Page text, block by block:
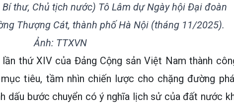
thư, Chủ tịch nước) Tô Lâm dự Ngày hội Đại đoàn
Thượng Cát, thành phố Hà Nội (tháng 11/2025).
Ảnh: TTXVN
thứ XIV của Đảng Cộng sản Việt Nam thành
tiêu, tầm nhìn chiến lược cho chặng đường
dấu bước chuyển có ý nghĩa lịch sử của đất nước